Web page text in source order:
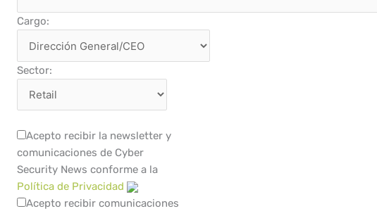
Cargo:
Sector:
Acepto recibir la newsletter y
comunicaciones de Cyber
Security News conforme a la
Política de Privacidad
Acepto recibir comunicaciones